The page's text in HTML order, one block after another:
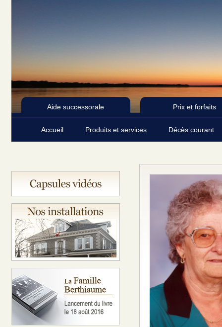
Aide successorale Prix et forfaits
Accueil Produits et services Décès courant